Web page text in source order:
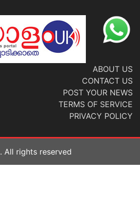
ABOUT US
CONTACT US
POST YOUR NEWS
TERMS OF SERVICE
PRIVACY POLICY
. All rights reserved